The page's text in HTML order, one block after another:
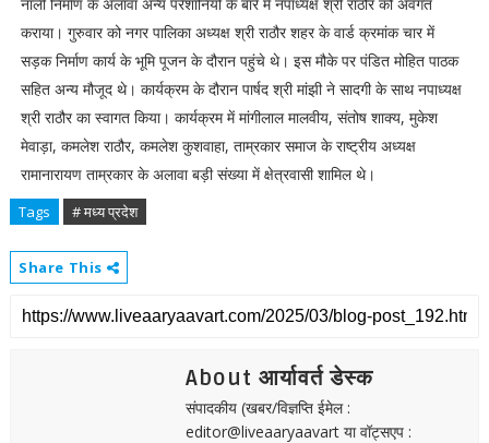
कराया। गुरुवार को नगर पालिका अध्यक्ष श्री राठौर शहर के वार्ड क्रमांक चार में
सड़क निर्माण कार्य के भूमि पूजन के दौरान पहुंचे थे। इस मौके पर पंडित मोहित पाठक
सहित अन्य मौजूद थे। कार्यक्रम के दौरान पार्षद श्री मांझी ने सादगी के साथ नपाध्यक्ष
श्री राठौर का स्वागत किया। कार्यक्रम में मांगीलाल मालवीय, संतोष शाक्य, मुकेश
मेवाड़ा, कमलेश राठौर, कमलेश कुशवाहा, ताम्रकार समाज के राष्ट्रीय अध्यक्ष
रामानारायण ताम्रकार के अलावा बड़ी संख्या में क्षेत्रवासी शामिल थे।
Tags # मध्य प्रदेश
Share This
About आर्यावर्त डेस्क
संपादकीय (खबर/विज्ञप्ति ईमेल :
editor@liveaaryaavart या वॉट्सएप :